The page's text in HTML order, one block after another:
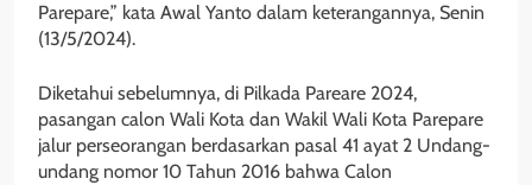
Parepare,” kata Awal Yanto dalam keterangannya, Senin
(13/5/2024).
Diketahui sebelumnya, di Pilkada Pareare 2024,
pasangan calon Wali Kota dan Wakil Wali Kota Parepare
jalur perseorangan berdasarkan pasal 41 ayat 2 Undang-
undang nomor 10 Tahun 2016 bahwa Calon